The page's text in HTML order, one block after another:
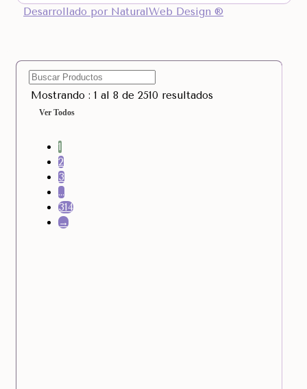
Desarrollado por NaturalWeb Design ®
Mostrando : 1 al 8 de 2510 resultados
Ver Todos
1
2
3
…
314
→